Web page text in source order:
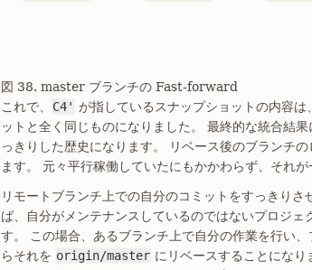
図 38. master ブランチの Fast-forward
これで、
C4' が指しているスナップショットの内容
ットと全く同じものになりました。 最終的な統合結
っきりした歴史になります。 リベース後のブランチ
ます。 元々平行稼働していたにもかかわらず、それ
リモートブランチ上での自分のコミットをすっきり
ば、自分がメンテナンスしているのではないプロジ
す。 この場合、あるブランチ上で自分の作業を行い
らそれを origin/master にリベースすることにな